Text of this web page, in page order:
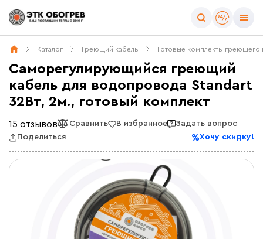
Каталог Греющий кабель Готовые комплекты греющего
Саморегулирующийся греющий
кабель для водопровода Standart
32Вт, 2м., готовый комплект
15 отзывов Сравнить В избранное
Задать вопрос
Поделиться
Хочу скидку!